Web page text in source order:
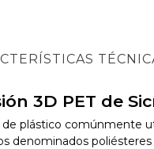
3D PET de
plástico comúnmente
denominados